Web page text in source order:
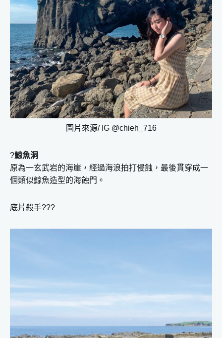
圖片來源/ IG @chieh_716
?鯨魚洞
原為一玄武岩的海崖，經過海浪拍打侵蝕，最後貫穿成一
個類似鯨魚造型的海蝕門。
底片殺手???